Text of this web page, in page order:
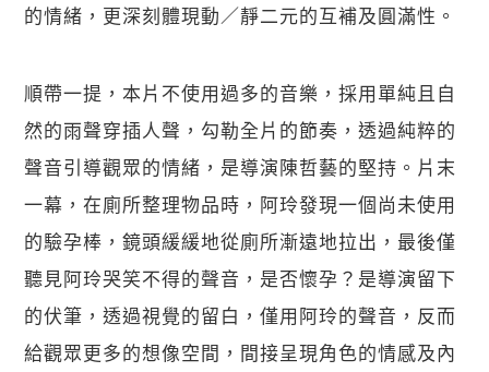
的情緒，更深刻體現動／靜二元的互補及圓滿性。
順帶一提，本片不使用過多的音樂，採用單純且自
然的雨聲穿插人聲，勾勒全片的節奏，透過純粹的
聲音引導觀眾的情緒，是導演陳哲藝的堅持。片末
一幕，在廁所整理物品時，阿玲發現一個尚未使用
的驗孕棒，鏡頭緩緩地從廁所漸遠地拉出，最後僅
聽見阿玲哭笑不得的聲音，是否懷孕？是導演留下
的伏筆，透過視覺的留白，僅用阿玲的聲音，反而
給觀眾更多的想像空間，間接呈現角色的情感及內